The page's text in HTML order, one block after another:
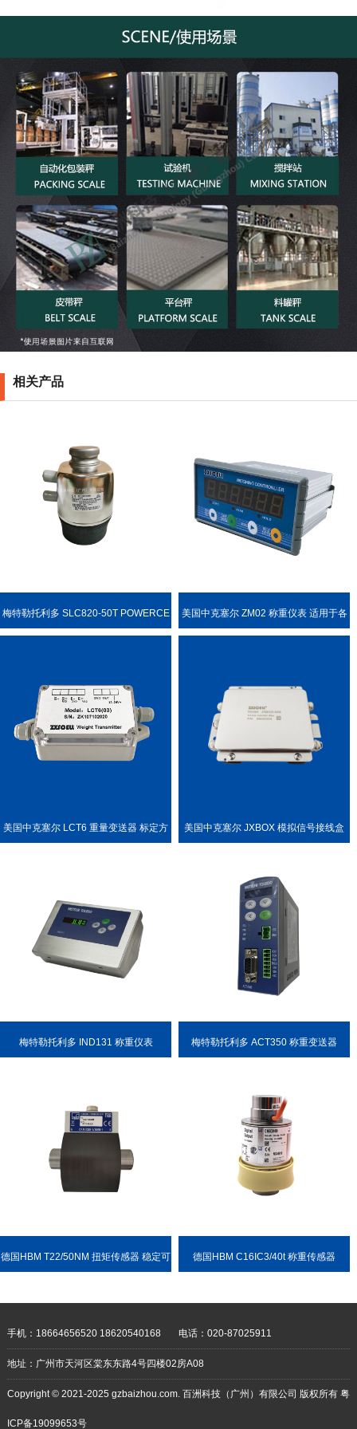
相关产品
梅特勒托利多 SLC820-50T POWERCE 美国中克塞尔 ZM02 称重仪表 适用于各
美国中克塞尔 LCT6 重量变送器 标定方 美国中克塞尔 JXBOX 模拟信号接线盒
梅特勒托利多 IND131 称重仪表 梅特勒托利多 ACT350 称重变送器
德国HBM T22/50NM 扭矩传感器 稳定可 德国HBM C16IC3/40t 称重传感器
手机：18664656520 18620540168 电话：020-87025911
地址：广州市天河区棠东东路4号四楼02房A08
Copyright © 2021-2025 gzbaizhou.com. 百洲科技（广州）有限公司 版权所有 粤
ICP备19099653号